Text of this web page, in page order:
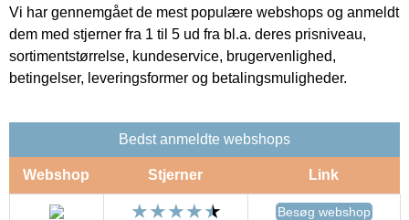
Vi har gennemgået de mest populære webshops og anmeldt
dem med stjerner fra 1 til 5 ud fra bl.a. deres prisniveau,
sortimentstørrelse, kundeservice, brugervenlighed,
betingelser, leveringsformer og betalingsmuligheder.
Bedst anmeldte webshops
Webshop Stjerner Link
Besøg webshop